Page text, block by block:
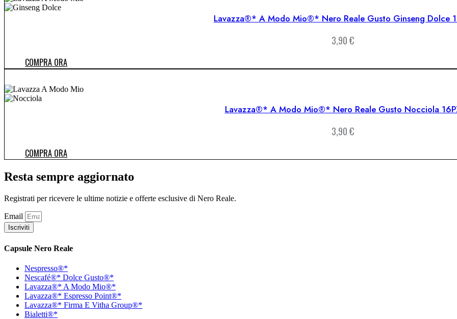
Lavazza®* A Modo Mio®* Nero Reale Gusto Ginseng Dolce
3,90€
COMPRA ORA
Lavazza®* A Modo Mio®* Nero Reale Gusto Nocciola
3,90€
COMPRA ORA
Resta sempre aggiornato
Registrati per ricevere le ultime notizie e offerte esclusive di Nero Reale.
Email
Iscriviti
Capsule Nero Reale
Nespresso®*
Nescafé®* Dolce Gusto®*
Lavazza®* A Modo Mio®*
Lavazza®* Espresso Point®*
Lavazza®* Firma E Vitha Group®*
Bialetti®*